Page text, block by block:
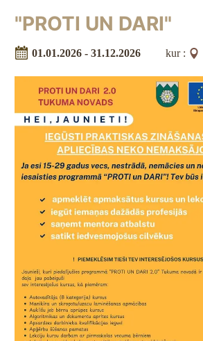
"PROTI UN DARI"
01.01.2026 - 31.12.2026 kur :